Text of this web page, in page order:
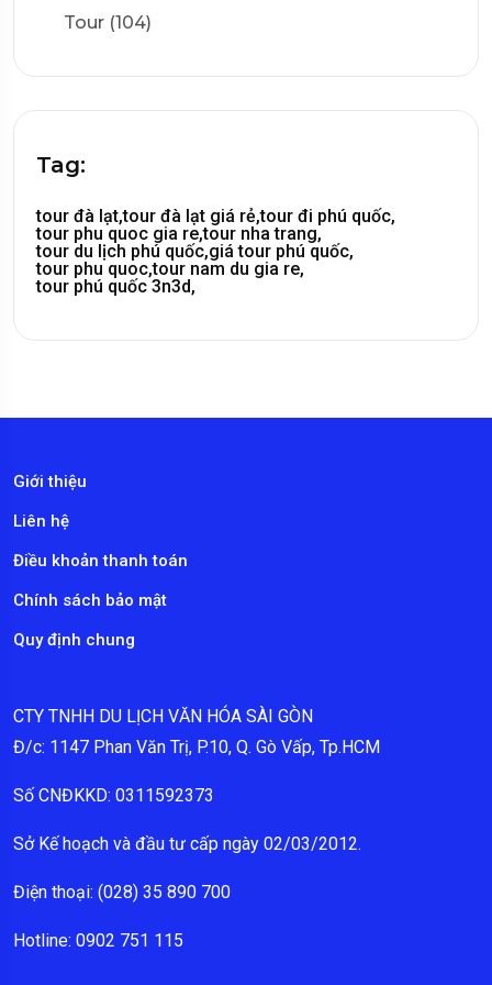
Tour (104)
Tag:
tour đà lạt,tour đà lạt giá rẻ,tour đi phú quốc,
tour phu quoc gia re,tour nha trang,
tour du lịch phú quốc,giá tour phú quốc,
tour phu quoc,tour nam du gia re,
tour phú quốc 3n3d,
Giới thiệu
Liên hệ
Điều khoản thanh toán
Chính sách bảo mật
Quy định chung
CTY TNHH DU LỊCH VĂN HÓA SÀI GÒN
Đ/c: 1147 Phan Văn Trị, P.10, Q. Gò Vấp, Tp.HCM
Số CNĐKKD: 0311592373
Sở Kế hoạch và đầu tư cấp ngày 02/03/2012.
Điện thoại: (028) 35 890 700
Hotline: 0902 751 115